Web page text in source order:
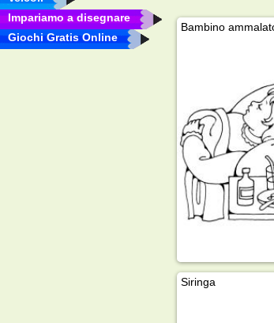
Impariamo a disegnare
Giochi Gratis Online
Bambino
Siringa